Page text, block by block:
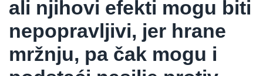
ali njihovi efekti mogu biti
nepopravljivi, jer hrane
mržnju, pa čak mogu i